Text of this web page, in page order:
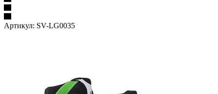
Артикул: SV-LG0035